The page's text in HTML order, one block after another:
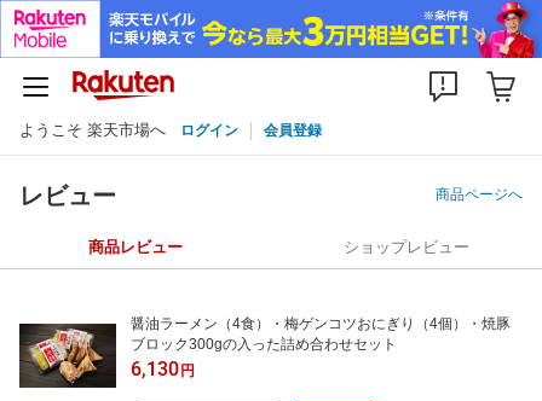
ようこそ 楽天市場へ ログイン 会員登録
レビュー 商品ページへ
商品レビュー ショップレビュー
醤油ラーメン（4食）・梅ゲンコツおにぎり（4個）・焼豚
ブロック300gの入った詰め合わせセット
6,130円